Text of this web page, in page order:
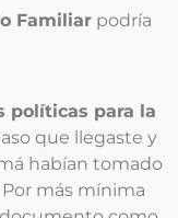
Familiar podría
políticas para la
que llegaste y
habían tomado
más mínima